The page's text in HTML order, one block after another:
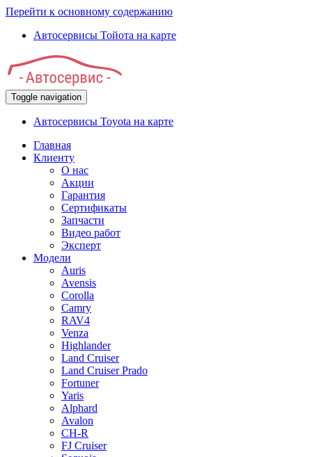
Перейти к основному содержанию
Автосервисы Тойота на карте
Toggle navigation
Автосервисы Toyota на карте
Главная
Клиенту
О нас
Акции
Гарантия
Сертификаты
Запчасти
Видео работ
Эксперт
Модели
Auris
Avensis
Corolla
Camry
RAV4
Venza
Highlander
Land Cruiser
Land Cruiser Prado
Fortuner
Yaris
Alphard
Avalon
CH-R
FJ Cruiser